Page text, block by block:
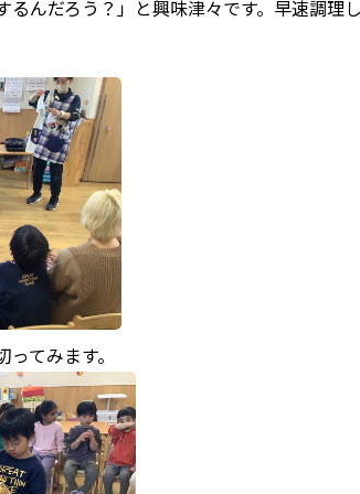
んだろう？」と興味津々です。早速調理
てみます。